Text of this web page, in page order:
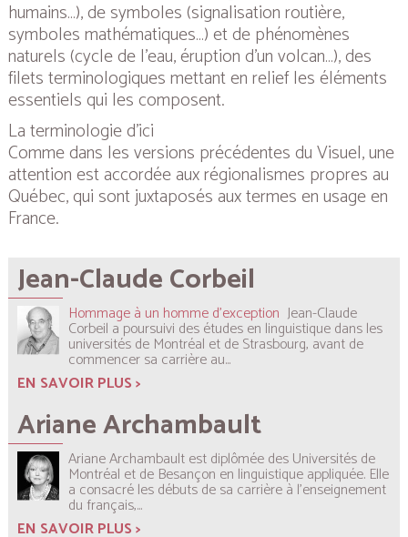
humains…), de symboles (signalisation routière,
symboles mathématiques…) et de phénomènes
naturels (cycle de l’eau, éruption d’un volcan…), des
filets terminologiques mettant en relief les éléments
essentiels qui les composent.
La terminologie d’ici
Comme dans les versions précédentes duVisuel, une
attention est accordée aux régionalismes propres au
Québec, qui sont juxtaposés aux termes en usage en
France.
Jean-Claude Corbeil
Hommage à un homme d'exception Jean-Claude
Corbeil a poursuivi des études en linguistique dans les
universités de Montréal et de Strasbourg, avant de
commencer sa carrière au...
EN SAVOIR PLUS >
Ariane Archambault
Ariane Archambault est diplômée des Universités de
Montréal et de Besançon en linguistique appliquée. Elle
a consacré les débuts de sa carrière à l’enseignement
du français,...
EN SAVOIR PLUS >